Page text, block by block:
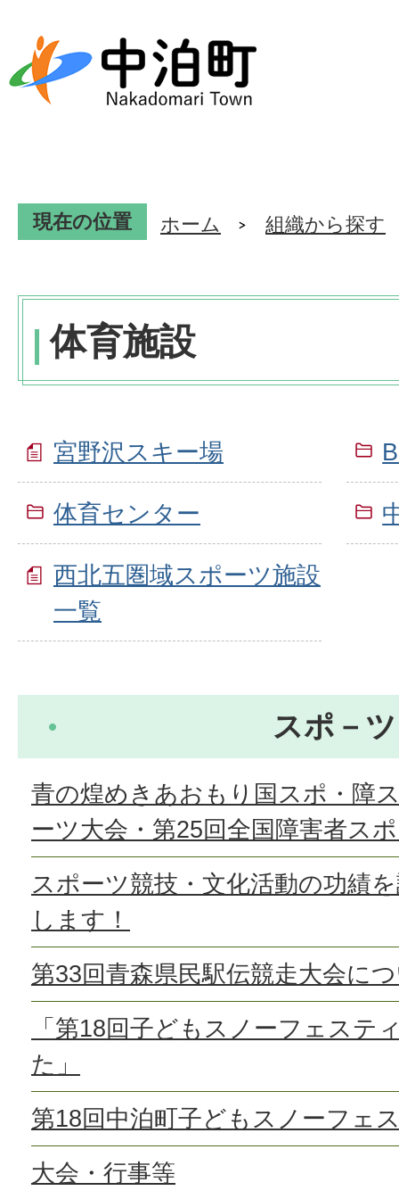
現在の位置 ホーム 組織から探す
体育施設
宮野沢スキー場
体育センター
西北五圏域スポーツ施設
一覧
スポ－ツ
青の煌めきあおもり国スポ・障
ーツ大会・第25回全国障害者ス
スポーツ競技・文化活動の功績
します！
第33回青森県民駅伝競走大会に
「第18回子どもスノーフェステ
た」
第18回中泊町子どもスノーフェ
大会・行事等